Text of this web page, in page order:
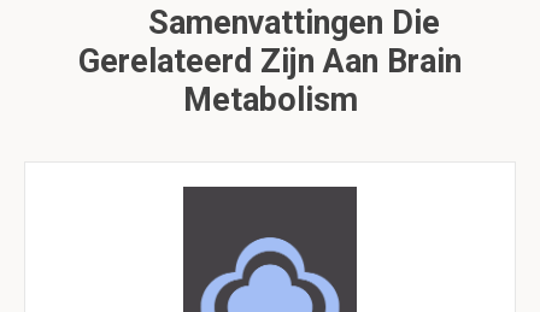
Samenvattingen Die
Gerelateerd Zijn Aan Brain
Metabolism